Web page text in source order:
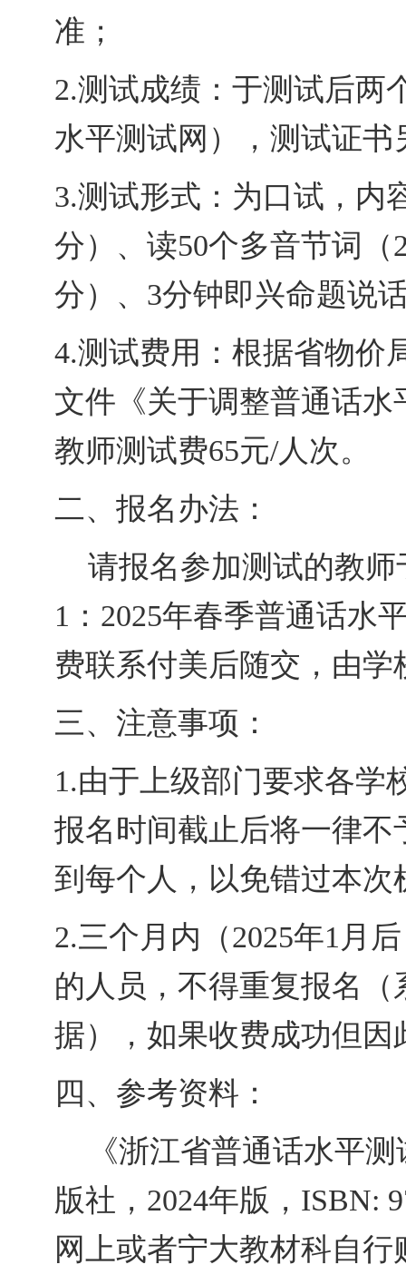
准；
2.测试成绩 ： 于测试后两
水平测试网 ）
，测试证
3.测试形式 ： 为口试，内
分） 、读50个多音节词 （
分） 、 3分钟即兴命题说
4.测试费用： 根据省物价
文件《关于调整普通话
教师测试费65元/人次。
二、报名办法：
请报名参加测试的教师
1 ： 2025年春季普通话水
费联系付美后随交，由
三、注意事项 ：
1.由于上级部门要求各学
报名时间截止后将一律不
到每个人，以免错过本次
2.三个月内（2025年1 月
的人员，不得重复报名（
据），如果收费成功但
四、参考资料：
《浙江省普通话水平
版社， 2024年版，ISBN:
网上或者宁大教材科自行